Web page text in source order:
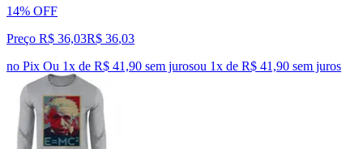
14% OFF
Preço R$ 36,03R$ 36,03
no Pix Ou 1x de R$ 41,90 sem jurosou 1x de R$ 41,90 sem juros